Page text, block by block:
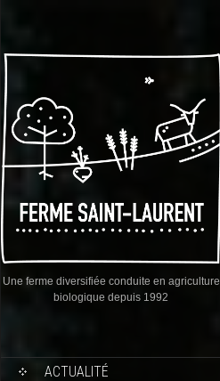
Une ferme diversifiée conduite en agriculture
biologique depuis 1992
ACTUALITÉ